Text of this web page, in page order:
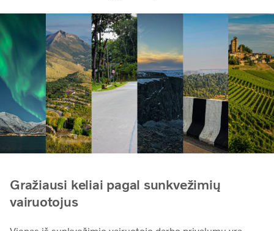
Gražiausi keliai pagal sunkvežimių
vairuotojus